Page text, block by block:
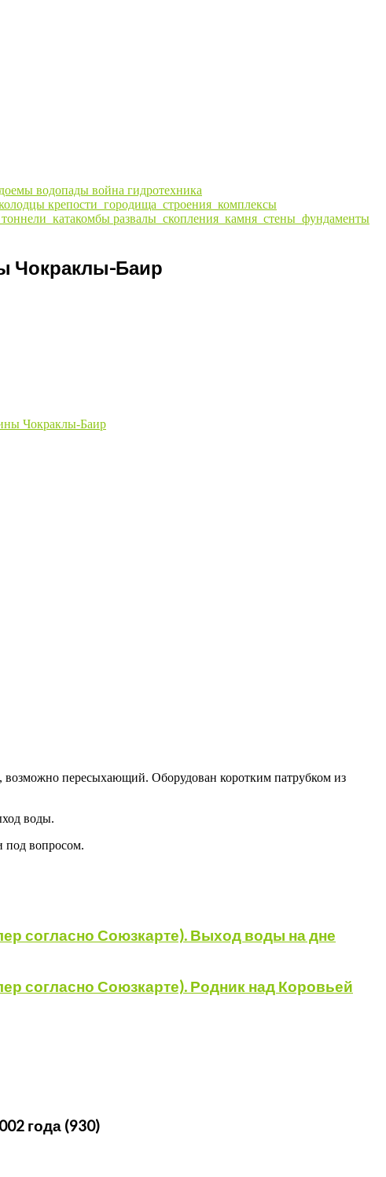
водопады война гидротехника
крепости_городища_строения_комплексы
развалы_скопления_камня_стены_фундаменты
Чокраклы-Баир
возможно пересыхающий. Оборудован коротким патрубком из
воды.
под вопросом.
согласно Союзкарте). Выход воды на дне
согласно Союзкарте). Родник над Коровьей
года (930)